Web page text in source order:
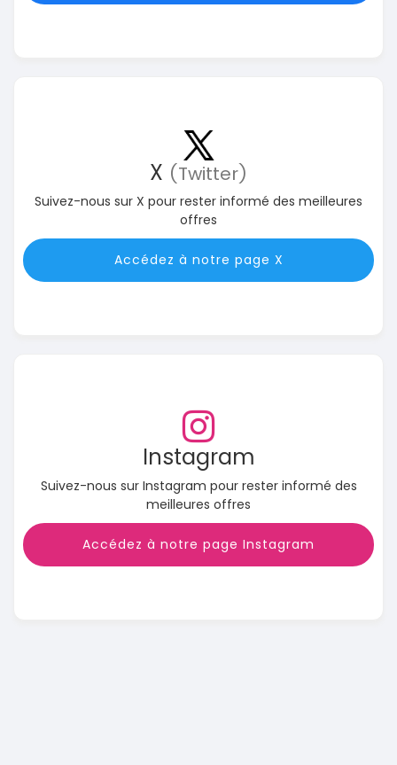
X (Twitter)
Suivez-nous sur X pour rester informé des meilleures
offres
Accédez à notre page X
Instagram
Suivez-nous sur Instagram pour rester informé des
meilleures offres
Accédez à notre page Instagram